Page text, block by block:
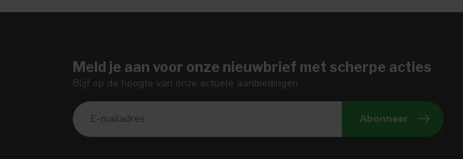
Meld je aan voor onze nieuwbrief met scherpe acties
Blijf op de hoogte van onze actuele aanbiedingen
Abonneer